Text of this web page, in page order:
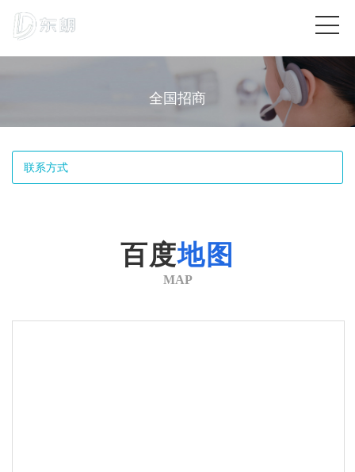
全国招商
联系方式
百度地图
MAP